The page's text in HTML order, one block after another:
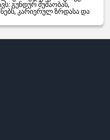
გუნდურ მუშაობას,
კარიერულ ზრდასა და